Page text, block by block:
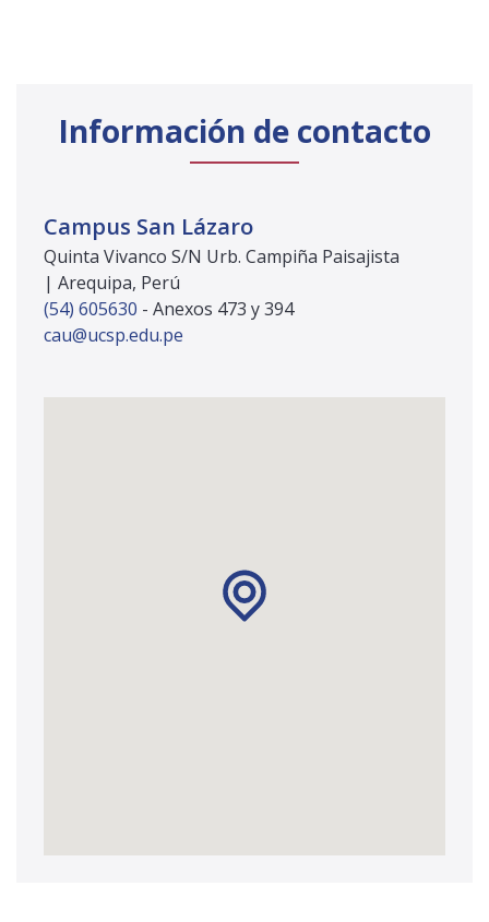
Información de contacto
Campus San Lázaro
Quinta Vivanco S/N Urb. Campiña Paisajista
| Arequipa, Perú
(54) 605630 - Anexos 473 y 394
cau@ucsp.edu.pe